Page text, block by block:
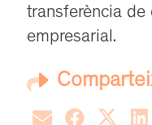
transferència de
empresarial.